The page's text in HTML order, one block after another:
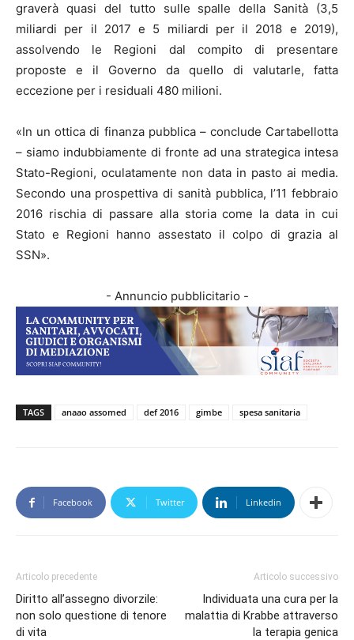
graverà quasi del tutto sulle spalle della Sanità (3,5
miliardi per il 2017 e 5 miliardi per il 2018 e 2019),
assolvendo le Regioni dal compito di presentare
proposte e il Governo da quello di valutarle, fatta
eccezione per i residuali 480 milioni.
«In un ottica di finanza pubblica – conclude Cartabellotta
– siamo indubbiamente di fronte ad una strategica intesa
Stato-Regioni, oculatamente non data in pasto ai media.
Secondo una prospettiva di sanità pubblica, l’11 febbraio
2016 rischia di passare alla storia come la data in cui
Stato e Regioni hanno assestato il colpo di grazia al
SSN».
- Annuncio pubblicitario -
TAGS anaao assomed def 2016 gimbe spesa sanitaria
Facebook Twitter Linkedin
Articolo precedente
Diritto all’assegno divorzile:
non solo questione di tenore
di vita
Articolo successivo
Individuata una cura per la
malattia di Krabbe attraverso
la terapia genica